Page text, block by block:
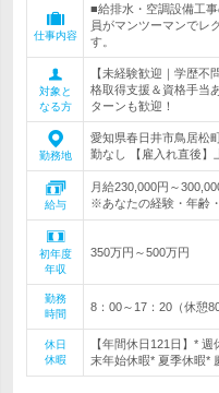
仕事内容
■給排水・空調設備工
員がマンツーマンでレ
す。
対象と
なる方
【未経験歓迎｜学歴
格取得支援＆資格手当
ターンも歓迎！
勤務地
愛知県春日井市鳥居松
勤なし 【雇入れ直後】
給与
月給230,000円～
※あなたの経験・年齢
初年度
年収
350万円～500万円
勤務
時間
8：00～17：20（休憩
休日
休暇
【年間休日121日】*
末年始休暇* 夏季休暇*